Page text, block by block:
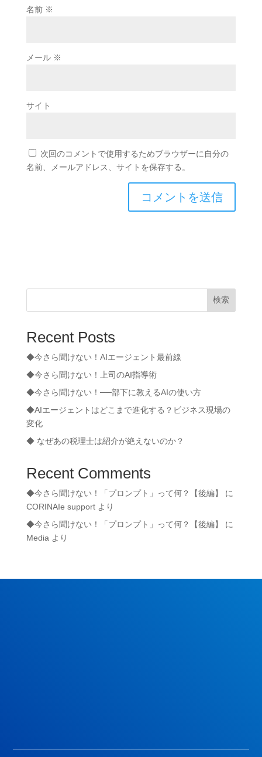
名前 ※
メール ※
サイト
次回のコメントで使用するためブラウザーに自分の
名前、メールアドレス、サイトを保存する。
検索
Recent Posts
◆今さら聞けない！AIエージェント最前線
◆今さら聞けない！上司のAI指導術
◆今さら聞けない！──部下に教えるAIの使い方
◆AIエージェントはどこまで進化する？ビジネス現場の
変化
◆ なぜあの税理士は紹介が絶えないのか？
Recent Comments
◆今さら聞けない！「プロンプト」って何？【後編】
に
CORINAIe supportより
◆今さら聞けない！「プロンプト」って何？【後編】
に
Media より